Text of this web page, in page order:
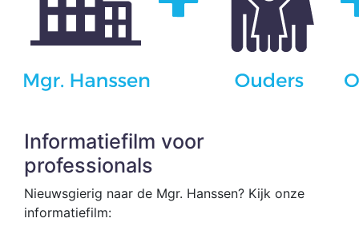
Informatiefilm voor
professionals
Nieuwsgierig naar de Mgr. Hanssen? Kijk onze
informatiefilm: